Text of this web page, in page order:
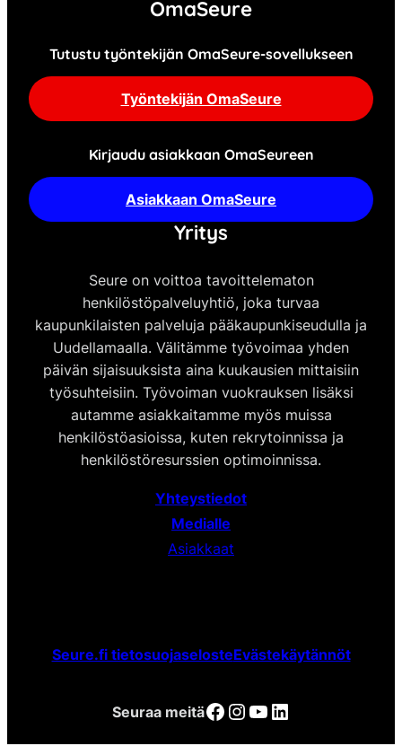
OmaSeure
Tutustu työntekijän OmaSeure-sovellukseen
Työntekijän OmaSeure
Kirjaudu asiakkaan OmaSeureen
Asiakkaan OmaSeure
Yritys
Seure on voittoa tavoittelematon
henkilöstöpalveluyhtiö, joka turvaa
kaupunkilaisten palveluja pääkaupunkiseudulla ja
Uudellamaalla. Välitämme työvoimaa yhden
päivän sijaisuuksista aina kuukausien mittaisiin
työsuhteisiin. Työvoiman vuokrauksen lisäksi
autamme asiakkaitamme myös muissa
henkilöstöasioissa, kuten rekrytoinnissa ja
henkilöstöresurssien optimoinnissa.
Yhteystiedot
Medialle
Asiakkaat
Seure.fi tietosuojaselosteEvästekäytännöt
Seuraa meitäFacebook Instagram YouTube LinkedIn